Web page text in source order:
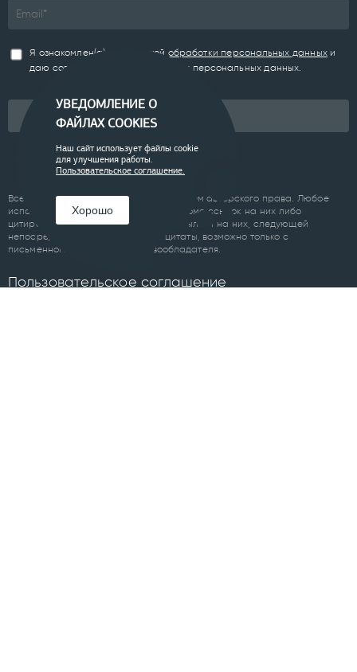
Я ознакомлен(а) с Политикой обработки персональных данныхи
даю согласие на обработку моих персональных данных.
Подписаться
Все материалы сайта являются объектом авторского права. Любое
использование материалов сайта, кроме ссылок на них либо
цитирование с обязательной гиперссылкой на них, следующей
непосредственно до либо после цитаты, возможно только с
письменного разрешения правообладателя.
Пользовательское соглашение
УВЕДОМЛЕНИЕ О
ФАЙЛАХ COOKIES
Наш сайт использует файлы cookie
для улучшения работы.
Пользовательское соглашение.
Хорошо